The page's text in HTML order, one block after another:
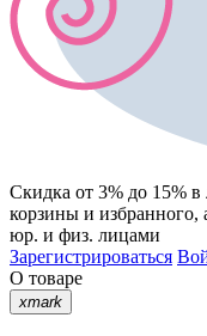
Скидка от 3% до 15% в
корзины и избранного,
юр. и физ. лицами
Зарегистрироваться
О товаре
xmark